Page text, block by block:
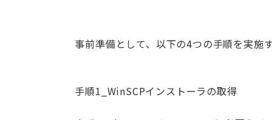
事前準備として、以下の4つの手順を実施
手順1_WinSCPインストーラの取得